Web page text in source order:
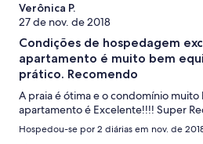
Verônica P.
27 de nov. de 2018
Condições de hospedagem
apartamento é muito bem
prático. Recomendo
A praia é ótima e o condomínio muito
apartamento é Excelente!!!! Super
Hospedou-se por 2 diárias em nov. de